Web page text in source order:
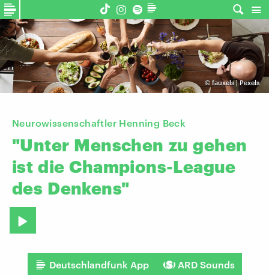
© fauxels | Pexels
Neurowissenschaftler Henning Beck
"Unter Menschen zu gehen
ist die Champions-League
des Denkens"
Deutschlandfunk App ARD Sounds